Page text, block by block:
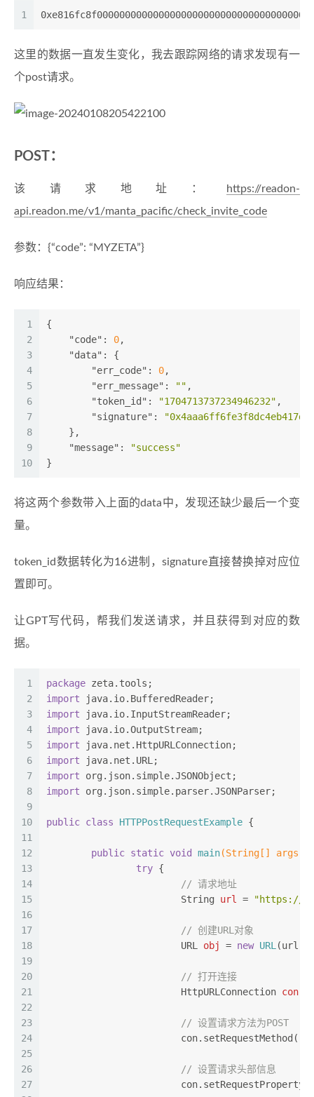
1
这里的数据一直发生变化，我去跟踪网络的请求发现有一
个post请求。
POST：
该请求地址：
https://readon-
api.readon.me/v1/manta_pacific/check_invite_code
参数：{“code”: “MYZETA”}
响应结果：
1
2
3
4
5
6
7
8
9
10
{
"code" : 0,
"data" :
{
"err_code" : 0,
"err_message" : "" ,
"token_id" : "1704713737234946232" ,
"signature" :
} ,
"message" :
"success"
}
将这两个参数带入上面的data中，发现还缺少最后一个变
量。
token_id数据转化为16进制，signature直接替换掉对应位
置即可。
让GPT写代码，帮我们发送请求，并且获得到对应的数
据。
1
2
3
4
5
6
7
8
9
10
11
12
13
14
15
16
17
18
19
20
21
22
23
24
25
26
27
package zeta.tools;
import java.io.BufferedReader;
import java.io.InputStreamReader;
import java.io.OutputStream;
import java.net.HttpURLConnection;
import java.net.URL;
import org.json.simple.JSONObject;
import org.json.simple.parser.JSONParser;
public class HTTPPostRequestExample {
public static void main(String[] args)
try {
// 请求地址
String
url = "https://
// 创建URL对象
URL
obj = new URL (url);
// 打开连接
HttpURLConnection con
// 设置请求方法为POST
			con.setRequestMethod(
// 设置请求头部信息
			con.setRequestProperty(